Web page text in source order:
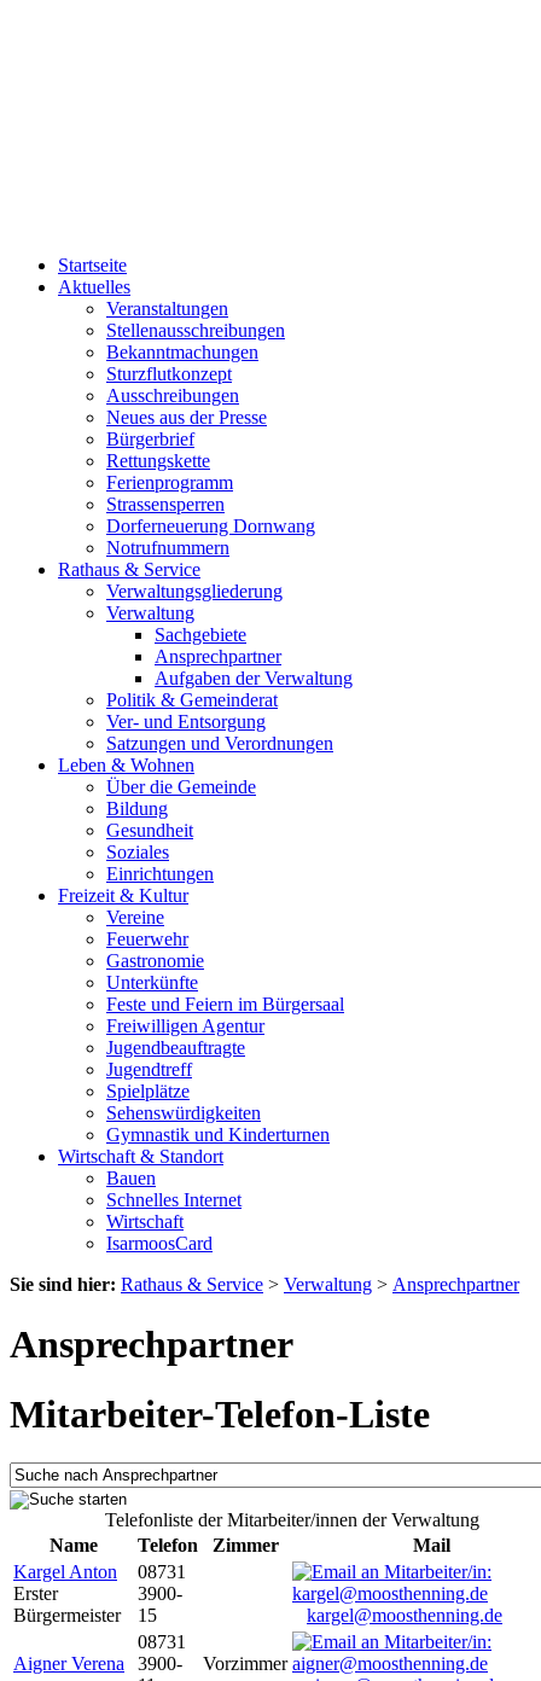
Startseite
Aktuelles
Veranstaltungen
Stellenausschreibungen
Bekanntmachungen
Sturzflutkonzept
Ausschreibungen
Neues aus der Presse
Bürgerbrief
Rettungskette
Ferienprogramm
Strassensperren
Dorferneuerung Dornwang
Notrufnummern
Rathaus & Service
Verwaltungsgliederung
Verwaltung
Sachgebiete
Ansprechpartner
Aufgaben der Verwaltung
Politik & Gemeinderat
Ver- und Entsorgung
Satzungen und Verordnungen
Leben & Wohnen
Über die Gemeinde
Bildung
Gesundheit
Soziales
Einrichtungen
Freizeit & Kultur
Vereine
Feuerwehr
Gastronomie
Unterkünfte
Feste und Feiern im Bürgersaal
Freiwilligen Agentur
Jugendbeauftragte
Jugendtreff
Spielplätze
Sehenswürdigkeiten
Gymnastik und Kinderturnen
Wirtschaft & Standort
Bauen
Schnelles Internet
Wirtschaft
IsarmoosCard
Sie sind hier: Rathaus & Service > Verwaltung > Ansprechpartner
Ansprechpartner
Mitarbeiter-Telefon-Liste
Telefonliste der Mitarbeiter/innen der Verwaltung
Name
Telefon Zimmer
Mail
Kargel Anton
Erster
Bürgermeister
08731
3900-
15
kargel@moosthenning.de
Aigner Verena
08731
3900-
Vorzimmer